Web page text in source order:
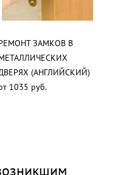
ЗАМКОВ В
(АНГЛИЙСКИЙ)
1035 руб.